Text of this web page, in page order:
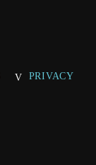
PRIVACY